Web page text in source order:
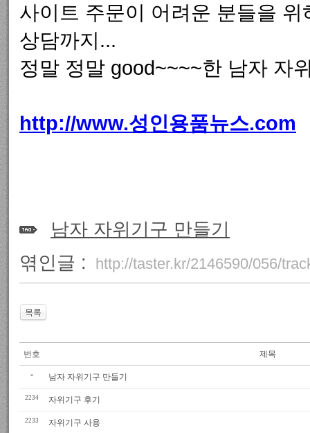
사이트 주문이 어려운 분들을
상담까지...
정말 정말 good~~~~한 남자 자
http://www.성인용품뉴스.com
남자 자위기구 만들기
엮인글 :
http://taster.kr/2146590/056/
목록
번호 제목
» 남자 자위기구 만들기
2234 자위기구 후기
2233 자위기구 사용